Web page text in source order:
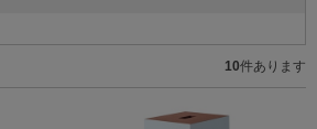
10件あります